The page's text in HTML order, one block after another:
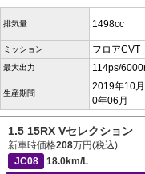
排気量 1498cc
ミッション フロアCVT
最大出力 114ps/
生産期間
2019年10
0年06月
1.5 15RX Vセレクション
新車時価格208万円(税込)
JC08
18.0km/L